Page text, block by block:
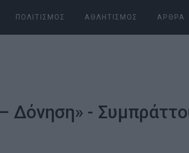
ΠΟΛΙΤΙΣΜΌΣ ΑΘΛΗΤΙΣΜΌΣ ΆΡΘΡΑ
Δόνηση» -